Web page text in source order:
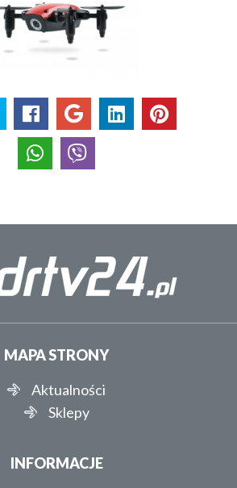
MAPA STRONY
Aktualności
Sklepy
INFORMACJE